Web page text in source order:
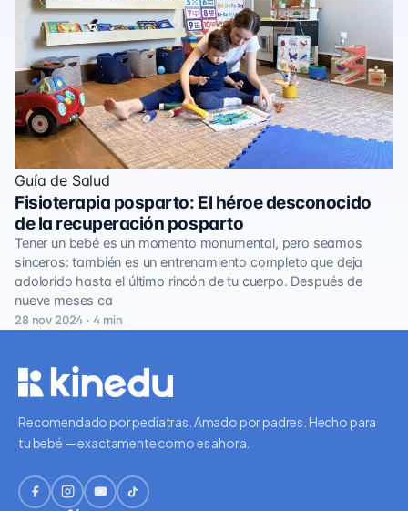
Guía de Salud
Fisioterapia posparto: El héroe desconocido
de la recuperación posparto
Tener un bebé es un momento monumental, pero seamos
sinceros: también es un entrenamiento completo que deja
adolorido hasta el último rincón de tu cuerpo. Después de
nueve meses ca
28 nov 2024 · 4 min
Recomendado por pediatras. Amado por padres. Hecho para
tu bebé — exactamente como es ahora.